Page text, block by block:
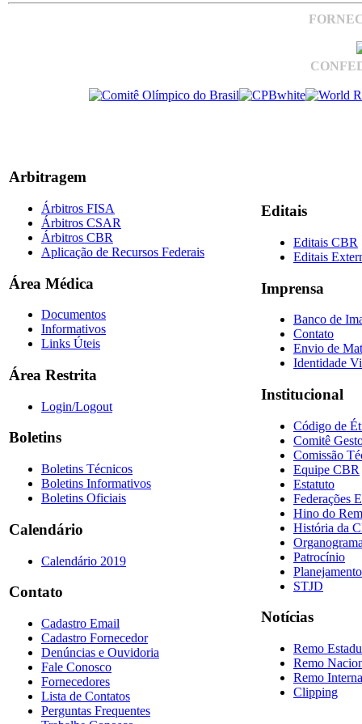
Arbitragem
Árbitros FISA
Árbitros CSAR
Árbitros CBR
Aplicação de Recursos Federais
Área Médica
Documentos
Informativos
Links Úteis
Área Restrita
Login/Logout
Boletins
Boletins Técnicos
Boletins Informativos
Boletins Oficiais
Calendário
Calendário 2019
Contato
Cadastro Email
Cadastro Fornecedor
Denúncias e Ouvidoria
Fale Conosco
Fornecedores
Lista de Contatos
Perguntas Frequentes
Editais
Editais CBR
Editais
Imprensa
Banco de
Contato
Envio de
Identidade
Institucional
Código de
Comitê
Comissão
Equipe CBR
Estatuto
Federações
Hino do
História da
Patrocínio
STJD
Notícias
Remo
Remo
Remo
Clipping